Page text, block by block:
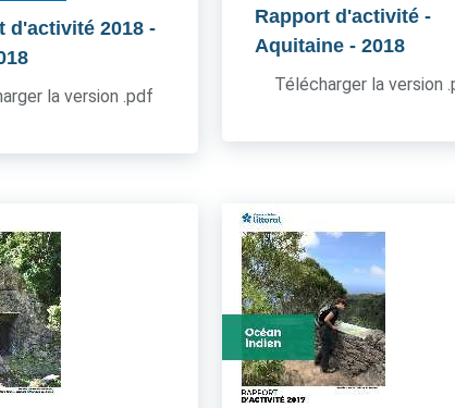
d'activité 2018 -
la version .pdf
Rapport d'activité -
Aquitaine - 2018
Télécharger la version